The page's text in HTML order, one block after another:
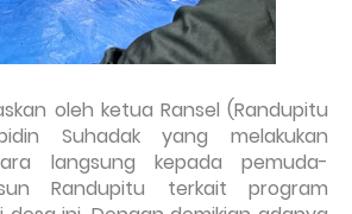
oleh ketua Ransel (Randupitu
Suhadak yang melakukan
langsung kepada pemuda-
Randupitu terkait program